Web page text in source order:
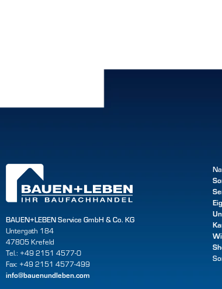
BAUEN+LEBEN Service GmbH & Co. KG
Untergath 184
47805 Krefeld
Tel.: +49 2151 4577-0
Fax: +49 2151 4577-499
info@bauenundleben.com